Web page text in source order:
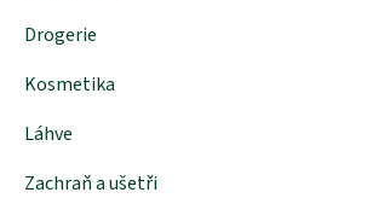
Drogerie
Kosmetika
Láhve
Zachraň a ušetři